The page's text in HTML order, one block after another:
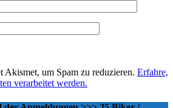
Akismet, um Spam zu reduzieren. Erfahre,
verarbeitet werden.